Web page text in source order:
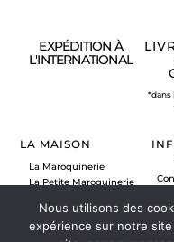
EXPÉDITION À
L'INTERNATIONAL
LA MAISON
La Maroquinerie
La Petite Maroquinerie
Nous contacter
Nous utilisons des
expérience sur notre